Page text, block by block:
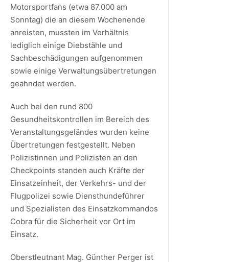
Motorsportfans (etwa 87.000 am
Sonntag) die an diesem Wochenende
anreisten, mussten im Verhältnis
lediglich einige Diebstähle und
Sachbeschädigungen aufgenommen
sowie einige Verwaltungsübertretungen
geahndet werden.
Auch bei den rund 800
Gesundheitskontrollen im Bereich des
Veranstaltungsgeländes wurden keine
Übertretungen festgestellt. Neben
Polizistinnen und Polizisten an den
Checkpoints standen auch Kräfte der
Einsatzeinheit, der Verkehrs- und der
Flugpolizei sowie Diensthundeführer
und Spezialisten des Einsatzkommandos
Cobra für die Sicherheit vor Ort im
Einsatz.
Oberstleutnant Mag. Günther Perger ist